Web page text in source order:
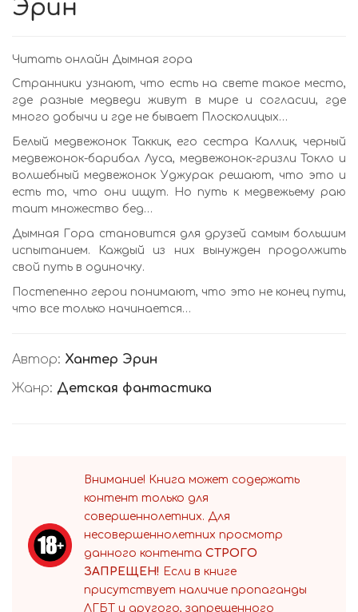
Эрин
Читать онлайн Дымная гора
Странники узнают, что есть на свете такое место,
где разные медведи живут в мире и согласии, где
много добычи и где не бывает Плосколицых…
Белый медвежонок Таккик, его сестра Каллик, черный
медвежонок-барибал Луса, медвежонок-гризли Токло и
волшебный медвежонок Уджурак решают, что это и
есть то, что они ищут. Но путь к медвежьему раю
таит множество бед…
Дымная Гора становится для друзей самым большим
испытанием. Каждый из них вынужден продолжить
свой путь в одиночку.
Постепенно герои понимают, что это не конец пути,
что все только начинается…
Автор: Хантер Эрин
Жанр: Детская фантастика
Внимание! Книга может содержать
контент только для
совершеннолетних. Для
несовершеннолетних просмотр
данного контента СТРОГО
ЗАПРЕЩЕН! Если в книге
присутствует наличие пропаганды
ЛГБТ и другого, запрещенного